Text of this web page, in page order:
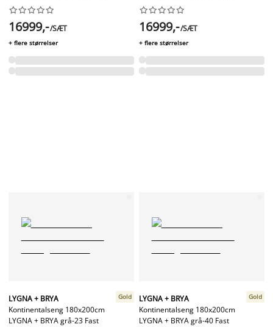






16999,-/SÆT
+ flere størrelser






16999,-/SÆT
+ flere størrelser
LYGNA + BRYA
Kontinentalseng 180x200cm
LYGNA + BRYA grå-23 Fast
Gold
LYGNA + BRYA
Kontinentalseng 180x200cm
LYGNA + BRYA grå-40 Fast
Gold